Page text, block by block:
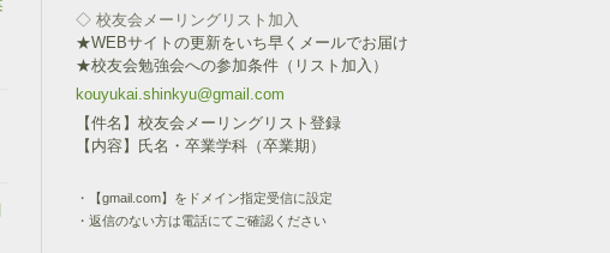
◇ 校友会メーリングリスト加入
★WEBサイトの更新をいち早くメールでお届け
★校友会勉強会への参加条件（リスト加入）
kouyukai.shinkyu@gmail.com
【件名】校友会メーリングリスト登録
【内容】氏名・卒業学科（卒業期）
・【gmail.com】をドメイン指定受信に設定
・返信のない方は電話にてご確認ください